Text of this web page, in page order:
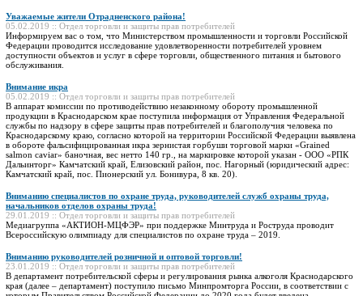
Уважаемые жители Отрадненского района!
05.02.2019 :: Отдел торговли и защиты прав потребителей
Информируем вас о том, что Министерством промышленности и торговли Российской
Федерации проводится исследование удовлетворенности потребителей уровнем
доступности объектов и услуг в сфере торговли, общественного питания и бытового
обслуживания.
Внимание икра
05.02.2019 :: Отдел торговли и защиты прав потребителей
В аппарат комиссии по противодействию незаконному обороту промышленной
продукции в Краснодарском крае поступила информация от Управления Федеральной
службы по надзору в сфере защиты прав потребителей и благополучия человека по
Краснодарскому краю, согласно которой на территории Российской Федерации выявлена
в обороте фальсифицированная икра зернистая горбуши торговой марки «Grained
salmon caviar» баночная, вес нетто 140 гр., на маркировке которой указан - ООО «РПК
Дальинторг» Камчатский край, Елизовский район, пос. Нагорный (юридический адрес:
Камчатский край, пос. Пионерский ул. Бонивура, 8 кв. 20).
Вниманию специалистов по охране труда, руководителей служб охраны труда,
начальников отделов охраны труда!
29.01.2019 :: Отдел торговли и защиты прав потребителей
Медиагруппа «АКТИОН-МЦФЭР» при поддержке Минтруда и Роструда проводит
Всероссийскую олимпиаду для специалистов по охране труда – 2019.
Вниманию руководителей розничной и оптовой торговли!
23.01.2019 :: Отдел торговли и защиты прав потребителей
В департамент потребительской сферы и регулирования рынка алкоголя Краснодарского
края (далее – департамент) поступило письмо Минпромторга России, в соответствии с